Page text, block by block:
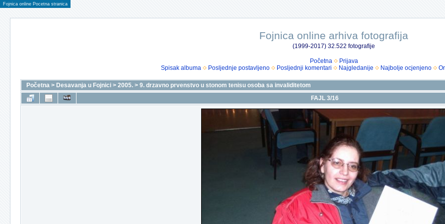
Fojnica online Pocetna stranica
Fojnica online arhiva fotografija
(1999-2017) 32.522 fotografije
Početna
Prijava
Spisak albuma
Posljednje postavljeno Posljednji komentari Najgledanije Najbolje ocjenjeno
Početna > Desavanja u Fojnici > 2005. > 9. drzavno prvenstvo u stonom tenisu osoba sa invaliditetom
FAJL 3/16